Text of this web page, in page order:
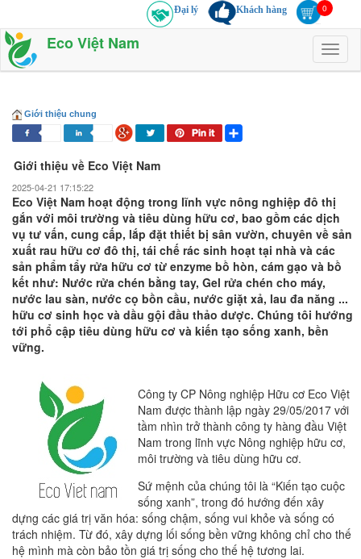
Đại lý Khách hàng
Eco Việt Nam
Giới thiệu chung
Giới thiệu về Eco Việt Nam
2025-04-21 17:15:22
Eco Việt Nam hoạt động trong lĩnh vực nông nghiệp đô thị
gắn với môi trường và tiêu dùng hữu cơ, bao gồm các dịch
vụ tư vấn, cung cấp, lắp đặt thiết bị sân vườn, chuyên về sản
xuất rau hữu cơ đô thị, tái chế rác sinh hoạt tại nhà và các
sản phẩm tẩy rửa hữu cơ từ enzyme bồ hòn, cám gạo và bồ
kết như: Nước rửa chén bằng tay, Gel rửa chén cho máy,
nước lau sàn, nước cọ bồn cầu, nước giặt xả, lau đa năng ...
hữu cơ sinh học và dầu gội đầu thảo dược. Chúng tôi hướng
tới phổ cập tiêu dùng hữu cơ và kiến tạo sống xanh, bền
vững.
Công ty CP Nông nghiệp Hữu cơ Eco Việt
Nam được thành lập ngày 29/05/2017 với
tầm nhìn trở thành công ty hàng đầu Việt
Nam trong lĩnh vực Nông nghiệp hữu cơ,
môi trường và tiêu dùng hữu cơ.
Sứ mệnh của chúng tôi là “Kiến tạo cuộc
sống xanh”, trong đó hướng đến xây
dựng các giá trị văn hóa: sống chậm, sống vui khỏe và sống có
trách nhiệm. Từ đó, xây dựng lối sống bền vững không chỉ cho thế
hệ mình mà còn bảo tồn giá trị sống cho thế hệ tương lai.